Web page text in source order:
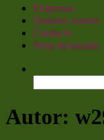
Empresas
Quienes somos
Contacto
Nota destacada
Autor: